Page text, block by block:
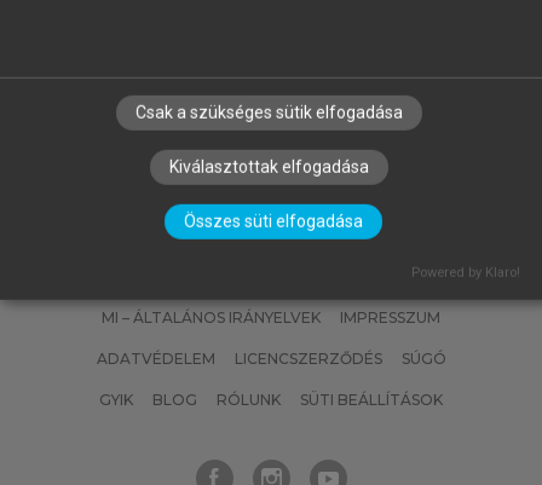
SZERZŐKNEK CÉGEKNEK KÖNYVTÁROSOKNAK
SZERKESZTÉSI ÉS LEKTORÁLÁSI ALAPELVEK
MI – ÁLTALÁNOS IRÁNYELVEK IMPRESSZUM
ADATVÉDELEM LICENCSZERZŐDÉS SÚGÓ
GYIK BLOG RÓLUNK SÜTI BEÁLLÍTÁSOK
Csak a szükséges sütik elfogadása
Kiválasztottak elfogadása
Összes süti elfogadása
Powered by Klaro!